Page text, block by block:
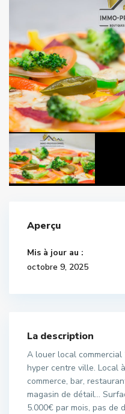
Aperçu
Mis à jour au :
octobre 9, 2025
La description
A louer local commercial
hyper centre ville. Local
commerce, bar,
magasin de détail…
5.000€ par mois, pas de